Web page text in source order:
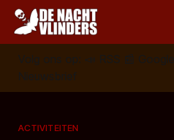
Volg ons op: 📣 RSS 📰
Nieuwsbrief
ACTIVITEITEN